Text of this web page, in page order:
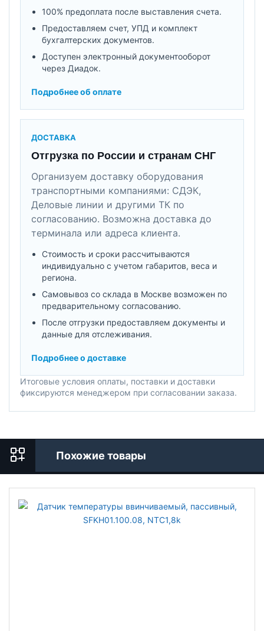
100% предоплата после выставления счета.
Предоставляем счет, УПД и комплект
бухгалтерских документов.
Доступен электронный документооборот
через Диадок.
Подробнее об оплате
ДОСТАВКА
Отгрузка по России и странам СНГ
Организуем доставку оборудования
транспортными компаниями: СДЭК,
Деловые линии и другими ТК по
согласованию. Возможна доставка до
терминала или адреса клиента.
Стоимость и сроки рассчитываются
индивидуально с учетом габаритов, веса и
региона.
Самовывоз со склада в Москве возможен по
предварительному согласованию.
После отгрузки предоставляем документы и
данные для отслеживания.
Подробнее о доставке
Итоговые условия оплаты, поставки и доставки
фиксируются менеджером при согласовании заказа.
Похожие товары